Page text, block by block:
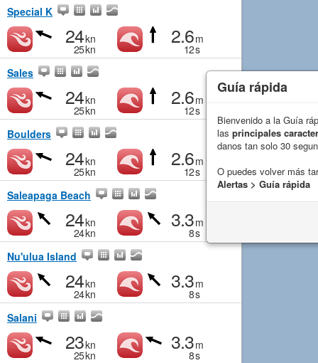
Special K
24kn
25kn
2.6m
12s
Sales
24kn
25kn
2.6m
12s
Boulders
24kn
25kn
2.6m
12s
Saleapaga Beach
24kn
24kn
3.3m
8s
Nu'ulua Island
24kn
24kn
3.3m
8s
Salani
23kn
25kn
3.3m
8s
Guía rápida
Bienvenido a la Guía
las principales
danos tan solo 30
O puedes volver más
Alertas > Guía rápida